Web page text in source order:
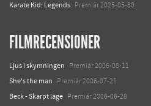
Karate Kid: Legends Premiär 2025-05-30
FILMRECENSIONER
Ljus i skymningen Premiär 2006-08-11
She's the man Premiär 2006-07-21
Beck - Skarpt läge Premiär 2006-06-28